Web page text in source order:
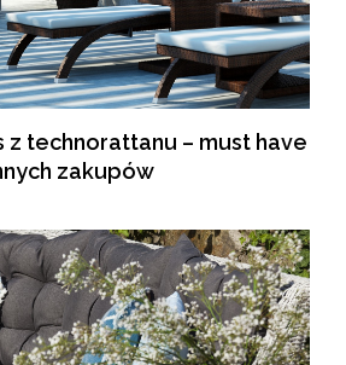
z technorattanu – must have
zakupów